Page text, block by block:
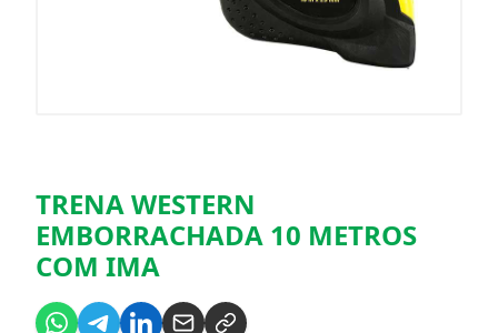
TRENA WESTERN
EMBORRACHADA 10 METROS
COM IMA